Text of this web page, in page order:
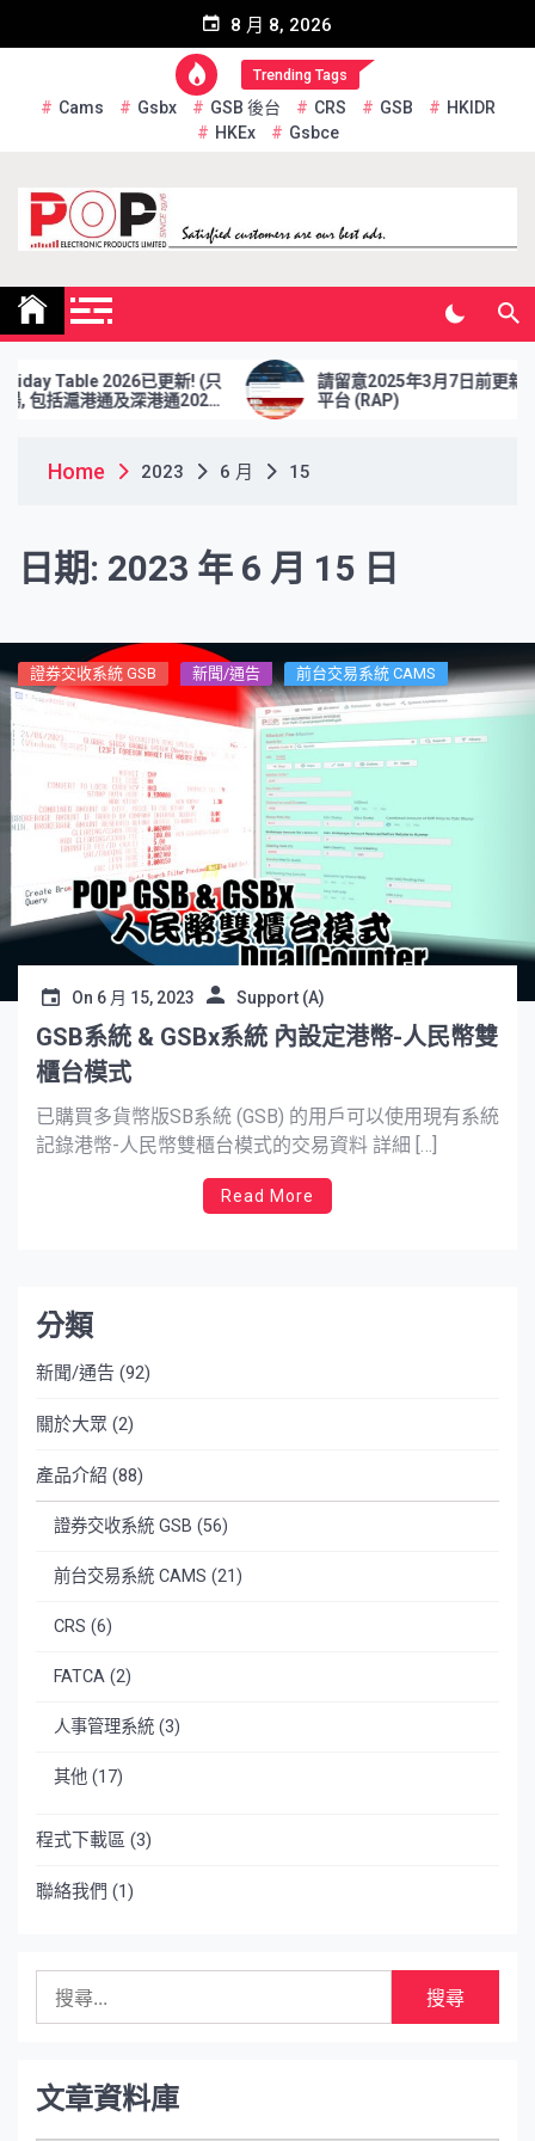
8 月 8, 2026
Trending Tags
Cams Gsbx GSB 後台 CRS GSB
HKIDR
HKEx
Gsbce
Pop Electronic Products
Limited
Table 2026已更新! (只
包括滬港通及深港通2026
請留意2025年3月7日前更新 報
平台 (RAP)
Home 2023 6 月 15
日期: 2023 年 6 月 15 日
證券交收系統 GSB 新聞/通告 前台交易系統 CAMS
On 6 月 15, 2023 Support (A)
GSB系統 & GSBx系統 內設定港幣-人民幣雙
櫃台模式
已購買多貨幣版SB系統 (GSB) 的用戶可以使用現有系統
記錄港幣-人民幣雙櫃台模式的交易資料 詳細 […]
Read More
分類
新聞/通告 (92)
關於大眾 (2)
產品介紹 (88)
證券交收系統 GSB (56)
前台交易系統 CAMS (21)
CRS (6)
FATCA (2)
人事管理系統 (3)
其他 (17)
程式下載區 (3)
聯絡我們 (1)
字:
文章資料庫